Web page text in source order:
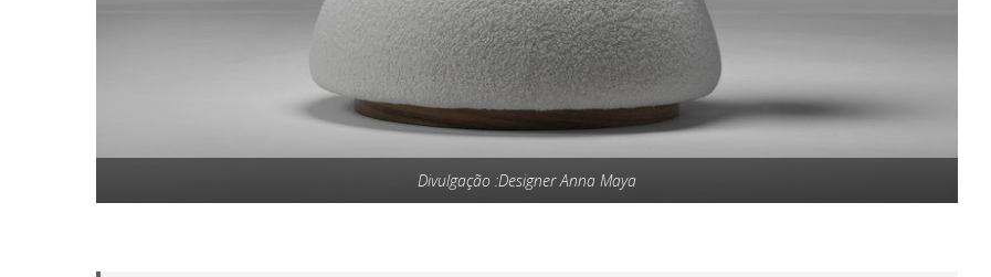
Divulgação :Designer Anna Maya